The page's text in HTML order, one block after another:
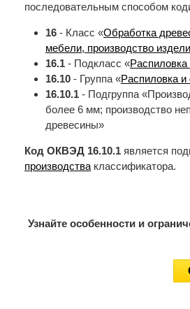
последовательным способом
16 - Класс «Обработка
мебели, производство
16.1 - Подкласс «Распиловка
16.10 - Группа «Распиловка и
16.10.1 - Подгруппа
более 6 мм; производство
древесины»
Код ОКВЭД 16.10.1 является
производства классификатора.
Узнайте особенности и